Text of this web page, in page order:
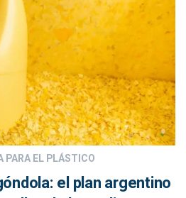
PARA EL PLÁSTICO
el plan argentino